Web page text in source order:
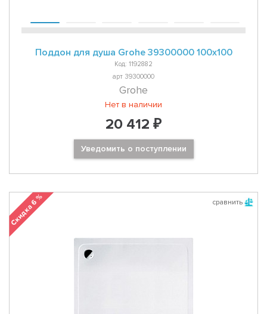
Поддон для душа Grohe 39300000 100х100
Код: 1192882
арт 39300000
Grohe
Нет в наличии
20 412 ₽
Уведомить о поступлении
сравнить
Скидка 6 %